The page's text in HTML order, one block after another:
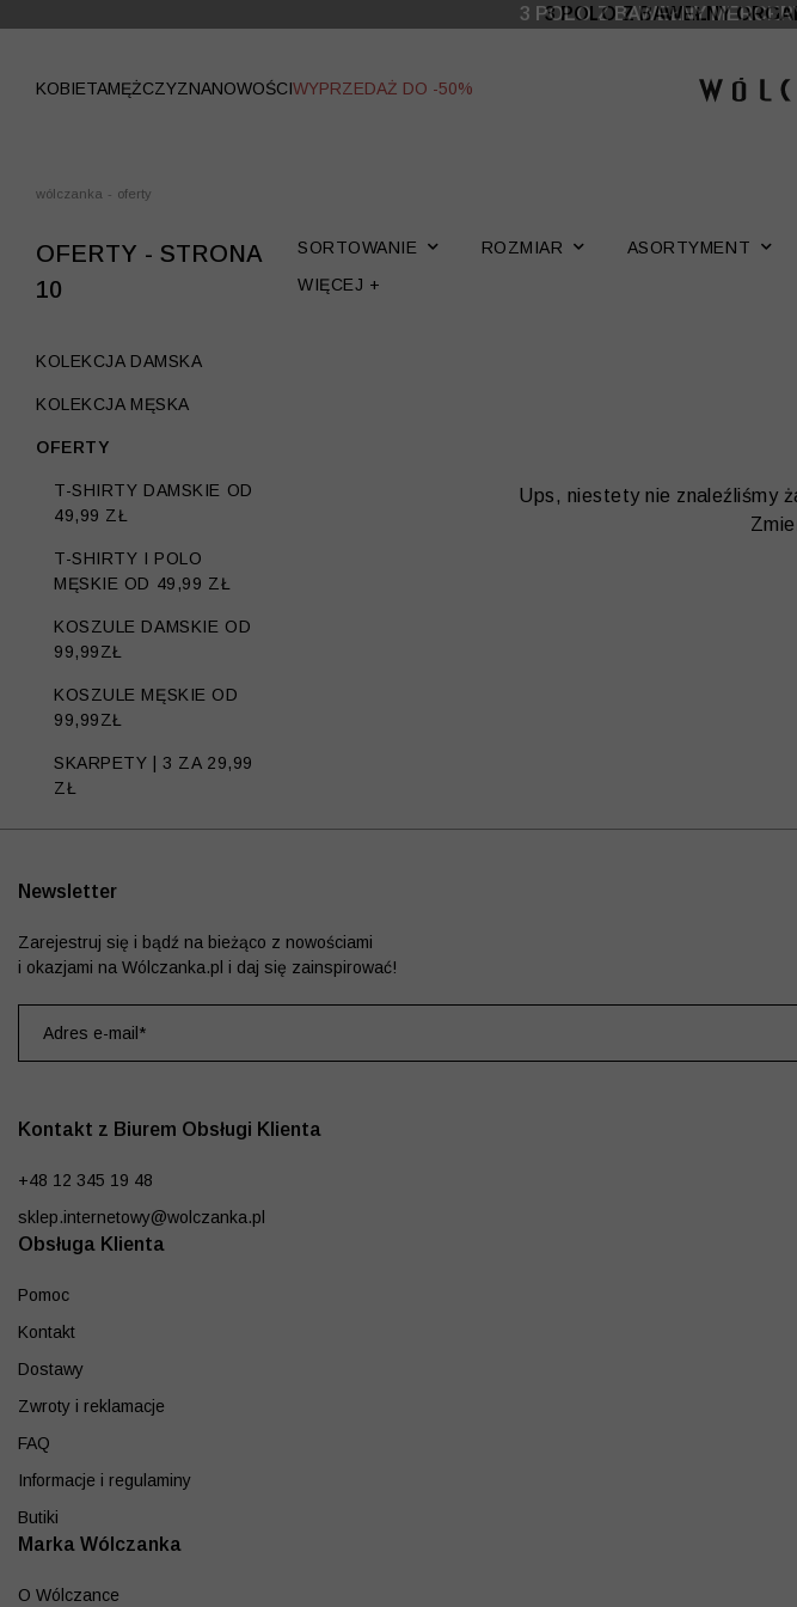
3 POLO Z BAWEŁNY
WYPRZEDAŻ DO -50% | DODATKOWE
KOBIETAMĘŻCZYZNANOWOŚCIWYPRZEDAŻ DO -50%
wólczanka - oferty
OFERTY - STRONA
10
KOLEKCJA DAMSKA
KOLEKCJA MĘSKA
OFERTY
T-SHIRTY DAMSKIE OD
49,99 ZŁ
T-SHIRTY I POLO
MĘSKIE OD 49,99 ZŁ
KOSZULE DAMSKIE OD
99,99ZŁ
KOSZULE MĘSKIE OD
99,99ZŁ
SKARPETY | 3 ZA 29,99
ZŁ
SORTOWANIE ROZMIAR ASORTYMENT
WIĘCEJ +
Ups, niestety nie znaleźliśmy
Kontakt z Biurem Obsługi Klienta
+48 12 345 19 48
sklep.internetowy@wolczanka.pl
Obsługa Klienta
Pomoc
Kontakt
Dostawy
Zwroty i reklamacje
FAQ
Informacje i regulaminy
Butiki
Marka Wólczanka
O Wólczance
Newsletter
Zarejestruj się i bądź na bieżąco z nowościami
i okazjami na Wólczanka.pl i daj się zainspirować!